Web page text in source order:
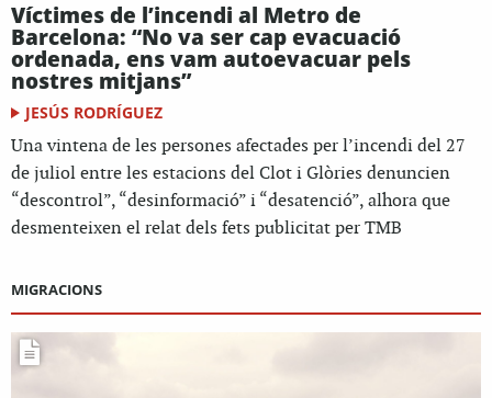
Víctimes de l’incendi al Metro de
Barcelona: “No va ser cap evacuació
ordenada, ens vam autoevacuar pels
nostres mitjans”
JESÚS RODRÍGUEZ
Una vintena de les persones afectades per l’incendi del 27
de juliol entre les estacions del Clot i Glòries denuncien
“descontrol”, “desinformació” i “desatenció”, alhora que
desmenteixen el relat dels fets publicitat per TMB
MIGRACIONS